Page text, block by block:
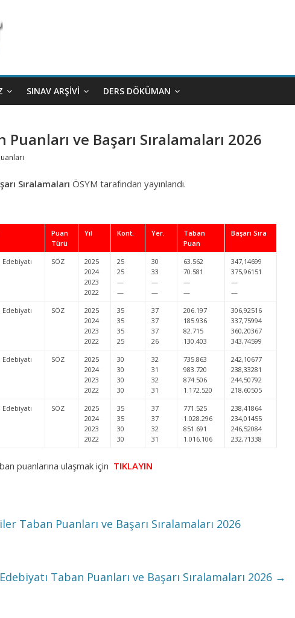
SINAV ARŞIVI DERS DÖKÜMAN
ve Başarı Sıralamaları 2026
Sıralamaları ÖSYM tarafından yayınlandı.
Puan
Türü
Yıl Kont. Yer.
Taban
Puan
Başarı Sıra
SÖZ
2025
2024
2023
2022
25
25
—
—
30
33
—
—
63.562
70.581
—
—
347,14699
375,96151
—
—
SÖZ
2025
2024
2023
2022
35
35
35
25
37
37
37
26
206.197
185.936
82.715
130.403
306,92516
337,75994
360,20367
343,74599
SÖZ
2025
2024
2023
2022
30
30
30
30
32
31
32
31
735.863
983.720
874.506
1.172.520
242,10677
238,33281
244,50792
218,60505
SÖZ
2025
2024
2023
2022
35
35
30
30
37
37
32
31
771.525
1.028.296
851.691
1.016.106
238,41864
234,01455
246,52084
232,71338
puanlarına ulaşmak için TIKLAYIN
Taban Puanları ve Başarı Sıralamaları 2026
Taban Puanları ve Başarı Sıralamaları 2026 →